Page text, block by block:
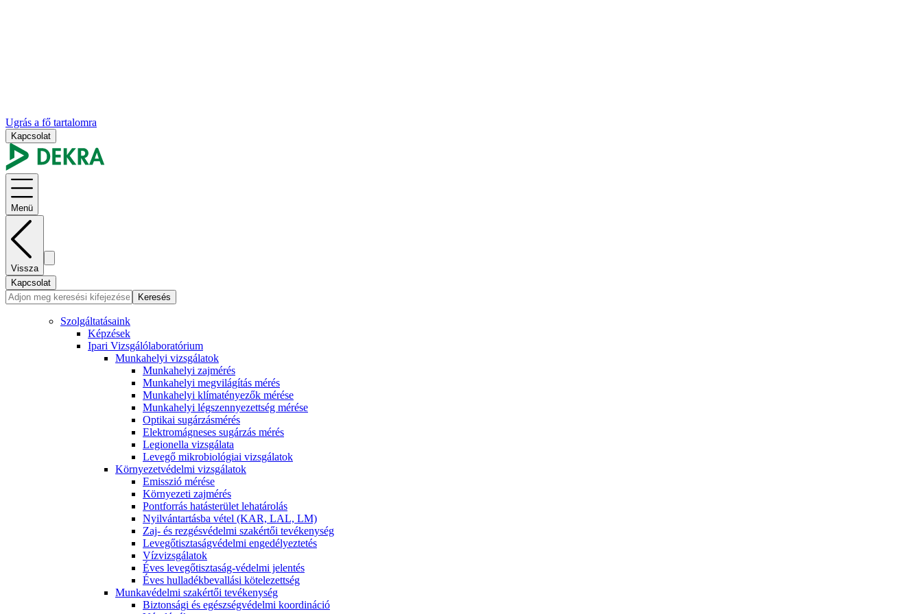
Ugrás a fő tartalomra
Kapcsolat
Menü
Vissza
Kapcsolat
Keresés
Szolgáltatásaink
Képzések
Ipari Vizsgálólaboratórium
Munkahelyi vizsgálatok
Munkahelyi zajmérés
Munkahelyi megvilágítás mérés
Munkahelyi klímatényezők mérése
Munkahelyi légszennyezettség mérése
Optikai sugárzásmérés
Elektromágneses sugárzás mérés
Legionella vizsgálata
Levegő mikrobiológiai vizsgálatok
Környezetvédelmi vizsgálatok
Emisszió mérése
Környezeti zajmérés
Pontforrás hatásterület lehatárolás
Nyilvántartásba vétel (KAR, LAL, LM)
Zaj- és rezgésvédelmi szakértői tevékenység
Levegőtisztaságvédelmi engedélyeztetés
Vízvizsgálatok
Éves levegőtisztaság-védelmi jelentés
Éves hulladékbevallási kötelezettség
Munkavédelmi szakértői tevékenység
Biztonsági és egészségvédelmi koordináció